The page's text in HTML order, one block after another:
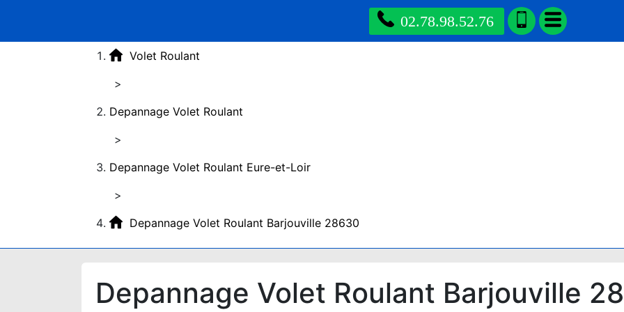
02.78.98.52.76
Volet Roulant
>
Depannage Volet Roulant
>
Depannage Volet Roulant Eure-et-Loir
>
Depannage Volet Roulant Barjouville 28630
Depannage Volet Roulant Barjouville